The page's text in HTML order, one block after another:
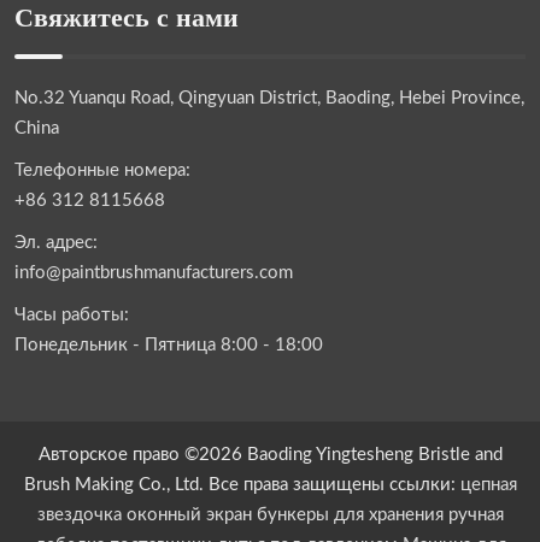
Свяжитесь с нами
No.32 Yuanqu Road, Qingyuan District, Baoding, Hebei Province,
China
Телефонные номера:
+86 312 8115668
Эл. адрес:
info@paintbrushmanufacturers.com
Часы работы:
Понедельник - Пятница 8:00 - 18:00
Авторское право ©2026 Baoding Yingtesheng Bristle and
Brush Making Co., Ltd. Все права защищены ссылки: цепная
звездочка оконный экран бункеры для хранения ручная